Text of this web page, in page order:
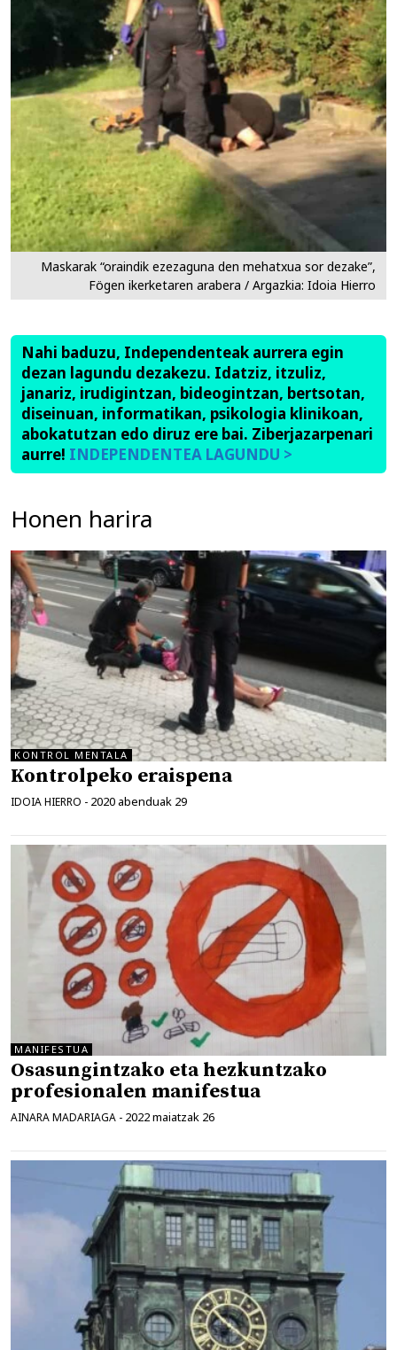
Maskarak “oraindik ezezaguna den mehatxua sor dezake”,
Fögen ikerketaren arabera / Argazkia: Idoia Hierro
Nahi baduzu, Independenteak aurrera egin
dezan lagundu dezakezu. Idatziz, itzuliz,
janariz, irudigintzan, bideogintzan, bertsotan,
diseinuan, informatikan, psikologia klinikoan,
abokatutzan edo diruz ere bai. Ziberjazarpenari
aurre! INDEPENDENTEA LAGUNDU >
Honen harira
KONTROL MENTALA
Kontrolpeko eraispena
IDOIA HIERRO - 2020 abenduak 29
MANIFESTUA
Osasungintzako eta hezkuntzako
profesionalen manifestua
AINARA MADARIAGA - 2022 maiatzak 26